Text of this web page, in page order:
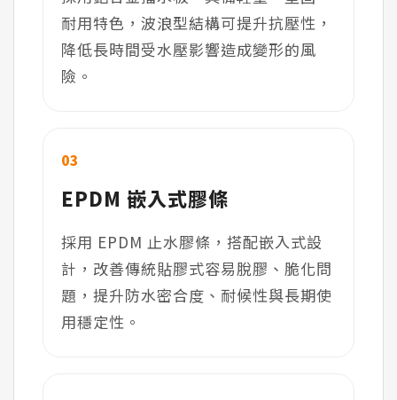
耐用特色，波浪型結構可提升抗壓性，
降低長時間受水壓影響造成變形的風
險。
03
EPDM 嵌入式膠條
採用 EPDM 止水膠條，搭配嵌入式設
計，改善傳統貼膠式容易脫膠、脆化問
題，提升防水密合度、耐候性與長期使
用穩定性。